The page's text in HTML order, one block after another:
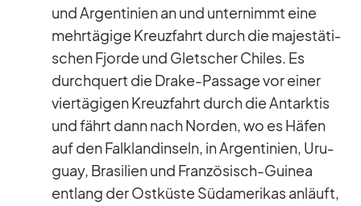
und Ar­gen­ti­nien an und un­ter­nimmt eine
mehr­tä­gige Kreuz­fahrt durch die ma­jes­tä­ti­
schen Fjorde und Glet­scher Chi­les. Es
durch­quert die Drake-Pas­sage vor ei­ner
vier­tä­gi­gen Kreuz­fahrt durch die Ant­ark­tis
und fährt dann nach Nor­den, wo es Hä­fen
auf den Falk­land­in­seln, in Ar­gen­ti­nien, Uru­
guay, Bra­si­lien und Fran­zö­sisch-Gui­nea
ent­lang der Ost­küste Süd­ame­ri­kas an­läuft,